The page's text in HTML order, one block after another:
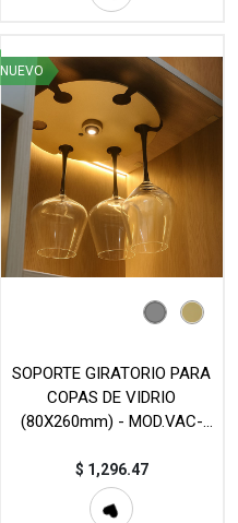
NUEVO
SOPORTE GIRATORIO PARA
COPAS DE VIDRIO
(80X260mm) - MOD.VAC-
$ 1,296.47